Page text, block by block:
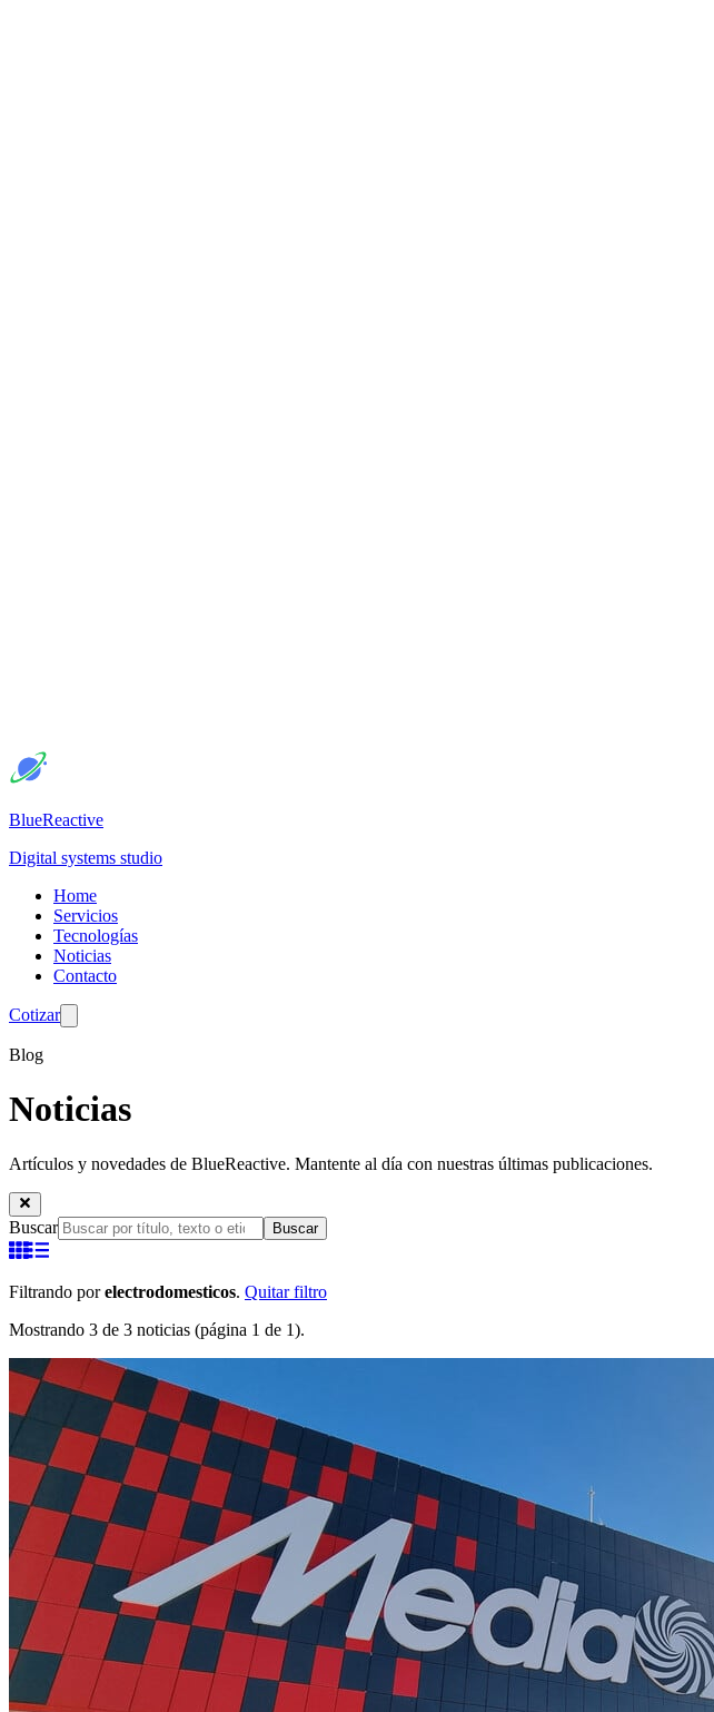
BlueReactive
Digital systems studio
Home
Servicios
Tecnologías
Noticias
Contacto
Cotizar
Blog
Noticias
Artículos y novedades de BlueReactive. Mantente al día con nuestras últimas publicaciones.
Buscar Buscar
Filtrando porelectrodomesticos. Quitar filtro
Mostrando 3 de 3 noticias (página 1 de 1).